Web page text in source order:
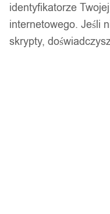
134,99 zł
Opis produktu
identyfikatorze
internetowego. Jeśli
skrypty,